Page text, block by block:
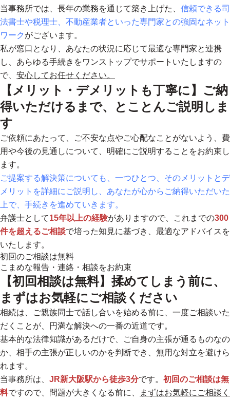
当事務所では、長年の業務を通じて築き上げた、 信頼できる司
法書士や税理士、不動産業者といった専門家との強固なネット
ワーク がございます。
私が窓口となり、あなたの状況に応じて最適な専門家と連携
し、 あらゆる手続きをワンストップでサポート いたしますの
で、 安心してお任せください。
【メリット・デメリットも丁寧に】ご納
得いただけるまで、とことんご説明しま
す
ご依頼にあたって、ご不安な点やご心配なことがないよう、費
用や今後の見通しについて、明確にご説明することをお約束し
ます。
ご提案する解決策についても、一つひとつ、そのメリットとデ
メリットを詳細にご説明し、あなたが心からご納得いただいた
上で、手続きを進めていきます。
弁護士として15年以上の経験がありますので、これまでの300
件を超えるご相談で培った知見に基づき、最適なアドバイスを
いたします。
初回のご相談は無料
こまめな報告・連絡・相談をお約束
【初回相談は無料】揉めてしまう前に、
まずはお気軽にご相談ください
相続は、ご親族同士で話し合いを始める前に、一度ご相談いた
だくことが、円満な解決への一番の近道です。
基本的な法律知識があるだけで、ご自身の主張が通るものなの
か、相手の主張が正しいのかを判断でき、無用な対立を避けら
れます。
当事務所は、 JR新大阪駅から徒歩3分です。 初回のご相談は無
料ですので、問題が大きくなる前に、
まずはお気軽にご相談く